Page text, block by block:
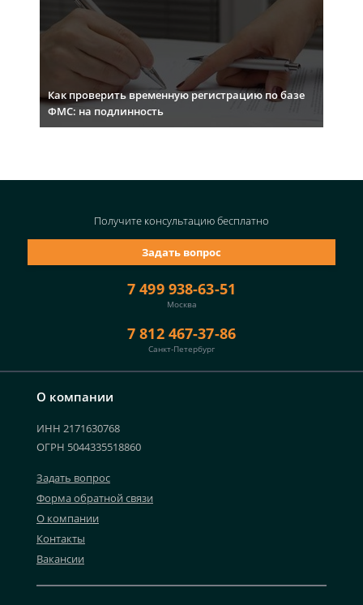
Как проверить временную регистрацию по базе
ФМС: на подлинность
О компании
ИНН 2171630768
ОГРН 5044335518860
Задать вопрос
Форма обратной связи
О компании
Контакты
Вакансии
7 499 938-63-51
Москва
7 812 467-37-86
Санкт-Петербург
Задать вопрос
Получите консультациюбесплатно